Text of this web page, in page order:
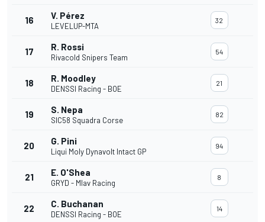
16 V. Pérez
LEVELUP-MTA
32
17 R. Rossi
Rivacold Snipers Team
54
18 R. Moodley
DENSSI Racing - BOE
21
19 S. Nepa
SIC58 Squadra Corse
82
20 G. Pini
Liqui Moly Dynavolt Intact GP
94
21 E. O'Shea
GRYD - Mlav Racing
8
22 C. Buchanan
DENSSI Racing - BOE
14